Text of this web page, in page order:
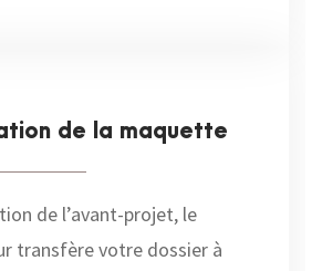
de la maquette
de l’avant-projet, le
transfère votre dossier à